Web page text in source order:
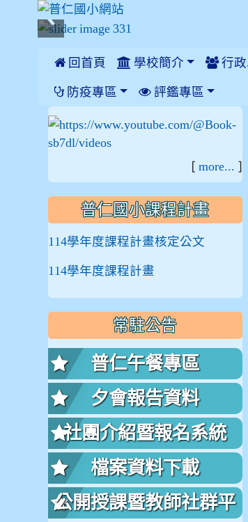
 回首頁 學校簡介 行政
防疫專區 評鑑專區
[ more... ]
普仁國小課程計畫
114學年度課程計畫核定公文
114學年度課程計畫
常駐公告
普仁午餐專區
夕會報告資料
社團介紹暨報名系統
檔案資料下載
公開授課暨教師社群平